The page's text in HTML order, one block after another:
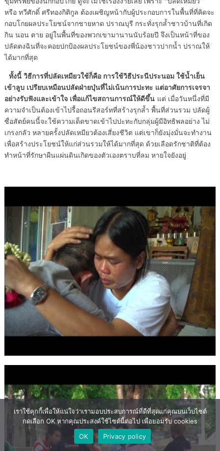
หรือ ทวีศักดิ์ ศรีทองกิติกูล ต้องเผชิญหน้ากับผู้ประกอบการในพื้นที่ที่คิดจะ
กอบโกยผลประโยชน์จากชายหาด ปราณบุรี กระทั่งรุกล้ำชาวบ้านที่เกิด
กิน นอน ตาย อยู่ในพื้นที่ของพวกเขามานานนับร้อยปี จึงเป็นหน้าที่ของ
ปลัดตงฉินที่จะคอยปกป้องผลประโยชน์ของพี่น้องชาวปากน้ำ ปราณให้
ได้มากที่สุด
ทั้งนี้ วิธีการที่ปลัดเหมียวใช้ก็คือ การใช้วิธีประนีประนอม ใช้น้ำเย็น
เข้าลูบ เปรียบเหมือนปลัดฝ่ายบุ๋นที่ไม่เน้นการปะทะ แต่อาศัยการเจรจา
อย่างรับฟังและเข้าใจ เพื่อแก้ไขสถานการณ์ให้ดีขึ้นแต่ เมื่อวันหนึ่งที่มี
ความจำเป็นต้องเข้าไปรื้อถอนรีสอร์ทที่สร้างรุกล้ำ พื้นที่ส่วนรวม ปลัดผู้
ซื่อสัตย์คนนี้จะใช้ความเด็ดขาดเข้าไปปะทะกับกลุ่มผู้มีอิทธิพลอย่าง ไม่
เกรงกลัว หลายครั้งปลัดเหมียวต้องเสี่ยงชีวิต แต่เขาก็ยังมุ่งมั่นจะทำงาน
เพื่อสร้างประโยชน์ให้แก่ส่วนรวมให้ได้มากที่สุด ด้วยเลือดรักชาติที่ต้อง
ทำหน้าที่รักษาผืนแผ่นดินเกิดของตัวเองตราบที่ลม หายใจยังอยู่
เราใช้คุกกี้เพื่อให้แน่ใจว่าเรามอบประสบการณ์ที่ดีที่สุดแก่คุณบนเว็บไซต์
กดเลือก OK หากคุณประสงค์ใช้ไซต์นี้ต่อไป เพื่อยอมรับ cookies
OK
Privacy policy